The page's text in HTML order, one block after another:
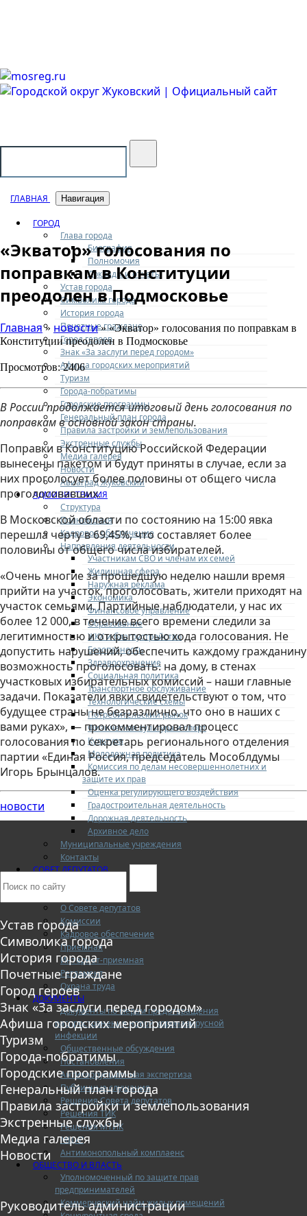
ГЛАВНАЯ Навигация
ГОРОД
Глава города
Биография
Полномочия
Доклады и отчеты
Устав города
Символика города
История города
Почетные граждане
Город героев
Знак «За заслуги перед городом»
Афиша городских мероприятий
Туризм
Города-побратимы
Городские программы
Генеральный план города
Правила застройки и землепользования
Экстренные службы
Медиа галерея
Новости
Авиаград Жуковский
АДМИНИСТРАЦИЯ
Структура
Полномочия
Кадровое обеспечение
Направления деятельности
Участникам СВО и членам их семей
Жилищная сфера
Наружная реклама
Экономика
Финансовое управление
Образование
ЖКХ и благоустройство
Безопасность
Здравоохранение
Социальная политика
Транспортное обслуживание
Технологические схемы
Потребительский рынок
Физическая культура и спорт
Культура
Молодежная политика
Комиссия по делам несовершеннолетних и
защите их прав
Оценка регулирующего воздействия
Градостроительная деятельность
Дорожная деятельность
Архивное дело
Муниципальные учреждения
Контакты
СОВЕТ ДЕПУТАТОВ
Депутаты
О Совете депутатов
Комиссии
Кадровое обеспечение
Приемная
Интернет-приемная
Регламент
Охрана труда
ДОКУМЕНТЫ
Документы по мерам предотвращения
распространения новой коронавирусной
инфекции
Общественные обсуждения
Постановления
Антикоррупционная экспертиза
Публичные слушания
Решения Совета депутатов
Решения ТИК
Решения МТИК
МЦУР
Антимонопольный комплаенс
ОБЩЕСТВО И ВЛАСТЬ
Уполномоченный по защите прав
предпринимателей
Коммерческий найм жилых помещений
«Экватор» голосования по
поправкам в Конституции
преодолен в Подмосковье
Главная» новости» «Экватор» голосования по поправкам в
Конституции преодолен в Подмосковье
Просмотров: 2406
В России продолжается итоговый день голосования по
поправкам в основной закон страны.
Поправки в Конституцию Российской Федерации
вынесены пакетом и будут приняты в случае, если за
них проголосует более половины от общего числа
проголосовавших.
В Московской области по состоянию на 15:00 явка
перешла черту в 69,45%, что составляет более
половины от общего числа избирателей.
«Очень многие за прошедшую неделю нашли время
прийти на участок, проголосовать, жители приходят на
участок семьями. Партийные наблюдатели, у нас их
более 12 000, в течение всего времени следили за
легитимностью и открытостью хода голосования. Не
допустить нарушений, обеспечить каждому гражданину
возможность проголосовать: на дому, в стенах
участковых избирательных комиссий – наши главные
задачи. Показатели явки свидетельствуют о том, что
будущее страны не безразлично, что оно в наших с
вами руках», — прокомментировал процесс
голосования по секретарь регионального отделения
партии «Единая Россия, председатель Мособлдумы
Игорь Брынцалов.
новости
Устав города
Символика города
История города
Почетные граждане
Город героев
Знак «За заслуги перед городом»
Афиша городских мероприятий
Туризм
Города-побратимы
Городские программы
Генеральный план города
Правила застройки и землепользования
Экстренные службы
Медиа галерея
Новости
Руководитель администрации